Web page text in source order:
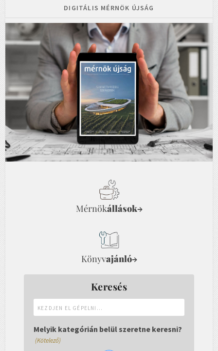
DIGITÁLIS MÉRNÖK ÚJSÁG
Mérnökállások→
Könyvajánló→
Keresés
el
gépelni...
Melyik kategórián belül szeretne keresni?
(Kötelező)